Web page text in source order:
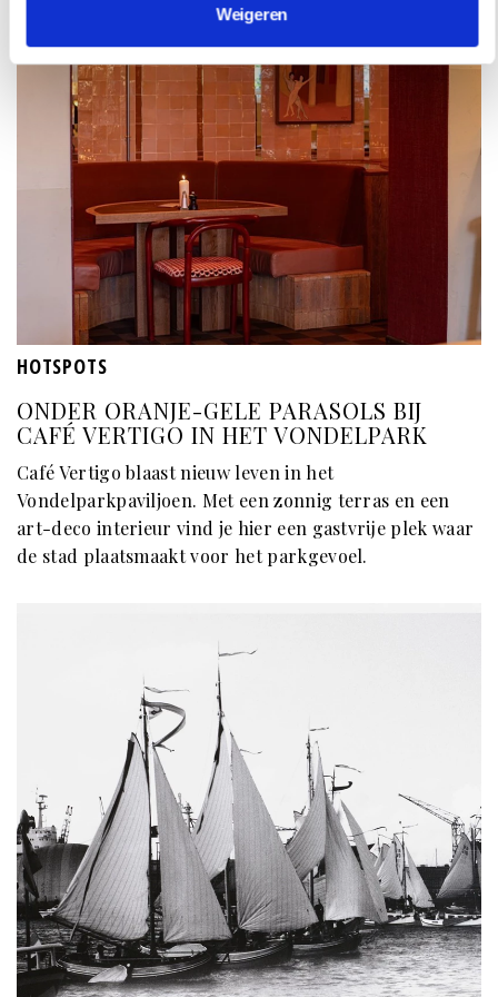
Weigeren
HOTSPOTS
ONDER ORANJE-GELE PARASOLS BIJ
CAFÉ VERTIGO IN HET VONDELPARK
Café Vertigo blaast nieuw leven in het
Vondelparkpaviljoen. Met een zonnig terras en een
art-deco interieur vind je hier een gastvrije plek waar
de stad plaatsmaakt voor het parkgevoel.